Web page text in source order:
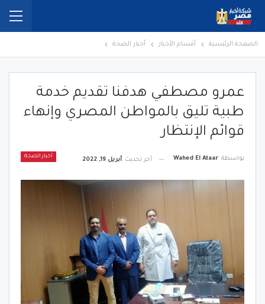
الصفحة الرئيسية أقسام الأخبار أخبار الصحة
عمرو مصطفي هدفنا تقديم خدمة
طبية تليق بالمواطن المصري وإنهاء
قوائم الإنتظار
أخبار الصحة بواسطة Wahed El Ataar آخر تحديث أبريل 19, 2022